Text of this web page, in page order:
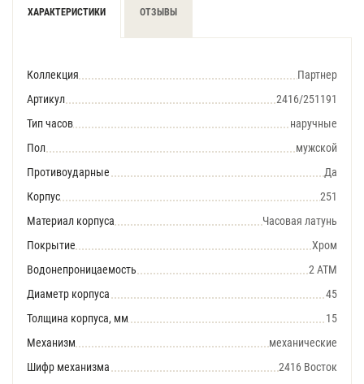
ХАРАКТЕРИСТИКИ ОТЗЫВЫ
Коллекция
Партнер
Артикул
2416/251191
Тип часов
наручные
Пол
мужской
Противоударные
Да
Корпус
251
Материал корпуса
Часовая латунь
Покрытие
Хром
Водонепроницаемость
2 АТМ
Диаметр корпуса
45
Толщина корпуса, мм
15
Механизм
механические
Шифр механизма
2416 Восток